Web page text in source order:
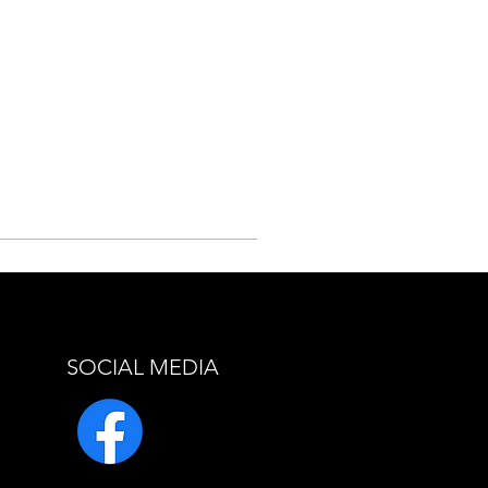
SOCIAL MEDIA